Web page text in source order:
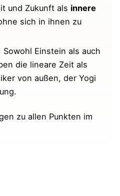
Sutras
von dir zur Sutra
12
Bücher zum
und Zukunft als innere
sich in ihnen zu
Sowohl Einstein als auch
die lineare Zeit als
von außen, der Yogi
zu allen Punkten im